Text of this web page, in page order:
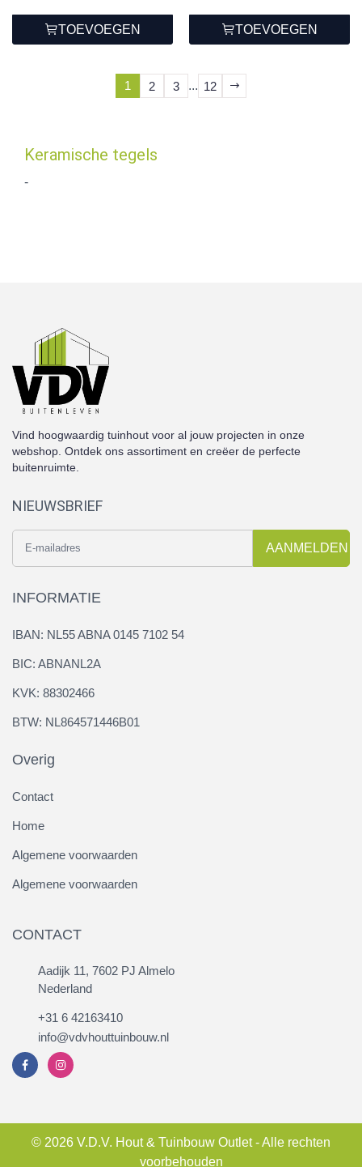
TOEVOEGEN TOEVOEGEN
1 2 3 ... 12
Keramische tegels
-
Vind hoogwaardig tuinhout voor al jouw projecten in onze
webshop. Ontdek ons assortiment en creëer de perfecte
buitenruimte.
NIEUWSBRIEF
AANMELDEN
INFORMATIE
IBAN: NL55 ABNA 0145 7102 54
BIC: ABNANL2A
KVK: 88302466
BTW: NL864571446B01
Overig
Contact
Home
Algemene voorwaarden
Algemene voorwaarden
CONTACT
Aadijk 11, 7602 PJ Almelo
Nederland
+31 6 42163410
info@vdvhouttuinbouw.nl
© 2026 V.D.V. Hout & Tuinbouw Outlet - Alle rechten
voorbehouden